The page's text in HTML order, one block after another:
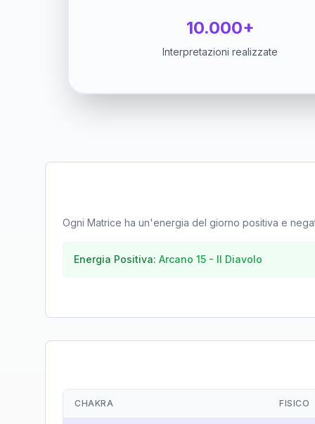
10.000+
Interpretazioni realizzate
Ogni Matrice ha un'energia del giorno positiva e
Energia Positiva: Arcano 15 - Il Diavolo
CHAKRA FISICO